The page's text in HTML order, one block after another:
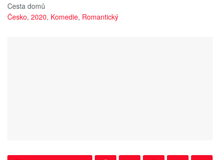
Cesta domů
Česko, 2020, Komedie, Romantický